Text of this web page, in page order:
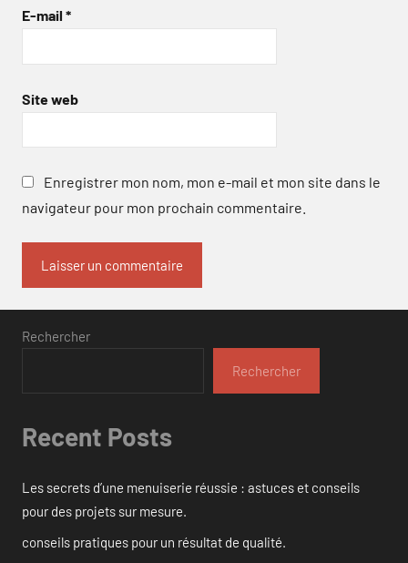
E-mail *
Site web
Enregistrer mon nom, mon e-mail et mon site dans le
navigateur pour mon prochain commentaire.
Rechercher
Rechercher
Recent Posts
Les secrets d’une menuiserie réussie : astuces et conseils
pour des projets sur mesure.
conseils pratiques pour un résultat de qualité.